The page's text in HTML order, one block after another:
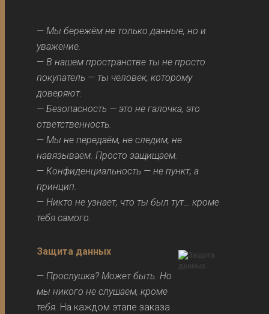
—Мы бережём не только данные, но и
уважение.
—В нашем пространстве ты не просто
покупатель — ты человек, которому
доверяют.
—Безопасность — это не галочка, это
ответственность.
—Мы не передаём, не следим, не
навязываем. Просто защищаем.
—Конфиденциальность — не пункт, а
принцип.
—Никто не узнает, что ты был тут… кроме
тебя самого.
Защита данных
—Прослушка? Может быть. Но
мы никого не слушаем, кроме
тебя. На каждом этапе заказа